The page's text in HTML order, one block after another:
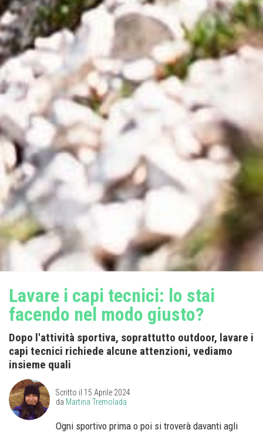
Lavare i capi tecnici: lo stai
facendo nel modo giusto?
Dopo l'attività sportiva, soprattutto outdoor, lavare i
capi tecnici richiede alcune attenzioni, vediamo
insieme quali
Scritto il 15 Aprile 2024
da Martina Tremolada
Ogni sportivo prima o poi si troverà davanti agli